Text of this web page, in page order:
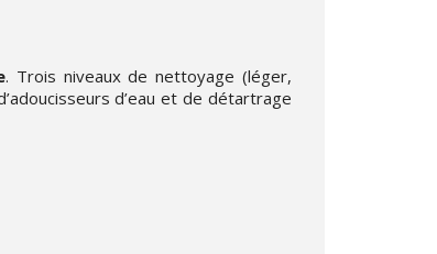
. Trois niveaux de nettoyage (léger,
d’eau et de détartrage